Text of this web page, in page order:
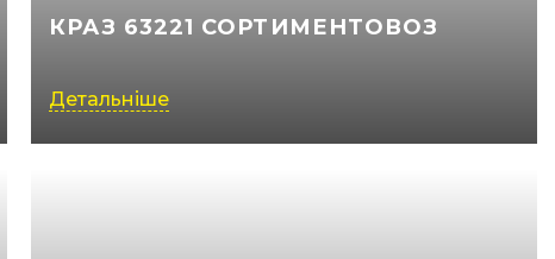
КРАЗ 63221 СОРТИМЕНТОВОЗ
Детальніше